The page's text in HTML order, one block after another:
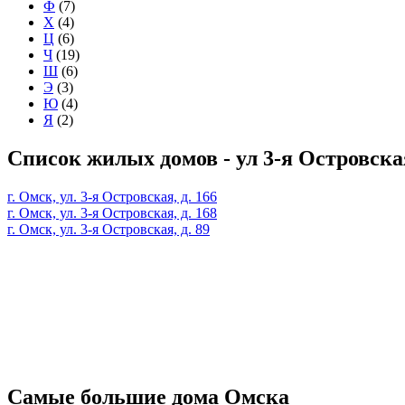
Ф (7)
Х (4)
Ц (6)
Ч (19)
Ш (6)
Э (3)
Ю (4)
Я (2)
Список жилых домов - ул 3-я
г. Омск, ул. 3-я Островская, д. 166
г. Омск, ул. 3-я Островская, д. 168
г. Омск, ул. 3-я Островская, д. 89
Самые большие дома Омска